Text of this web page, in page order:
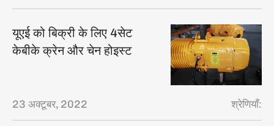
यूएई को बिक्री के लिए 4सेट
केबीके क्रेन और चेन होइस्ट
23 अक्टूबर, 2022 श्रेणियाँ: